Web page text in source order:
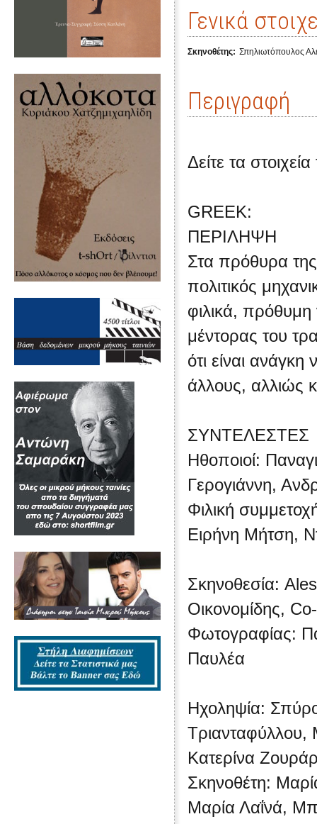
Γενικά
Σκηνοθέτης: Σπηλιωτόπουλος
Περιγραφή
Δείτε τα
GREEK:
ΠΕΡΙΛΗΨΗ
Στα πρόθυρα
πολιτικός
φιλικά, πρόθυμη
μέντορας του
ότι είναι
άλλους, αλλιώς
ΣΥΝΤΕΛΕΣΤΕΣ
Ηθοποιοί:
Γερογιάννη,
Φιλική
Ειρήνη Μήτση,
Σκηνοθεσία:
Οικονομίδης,
Φωτογραφίας:
Παυλέα
Ηχοληψία:
Τριανταφύλλου,
Κατερίνα
Σκηνοθέτη:
Μαρία Λαΐνά,